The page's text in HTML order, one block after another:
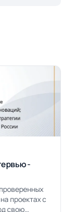
-
проектах с
свою